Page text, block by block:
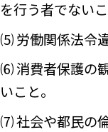
を行う者でないこ
⑸ 労働関係法令
⑹ 消費者保護の
いこと。
⑺ 社会や都民の